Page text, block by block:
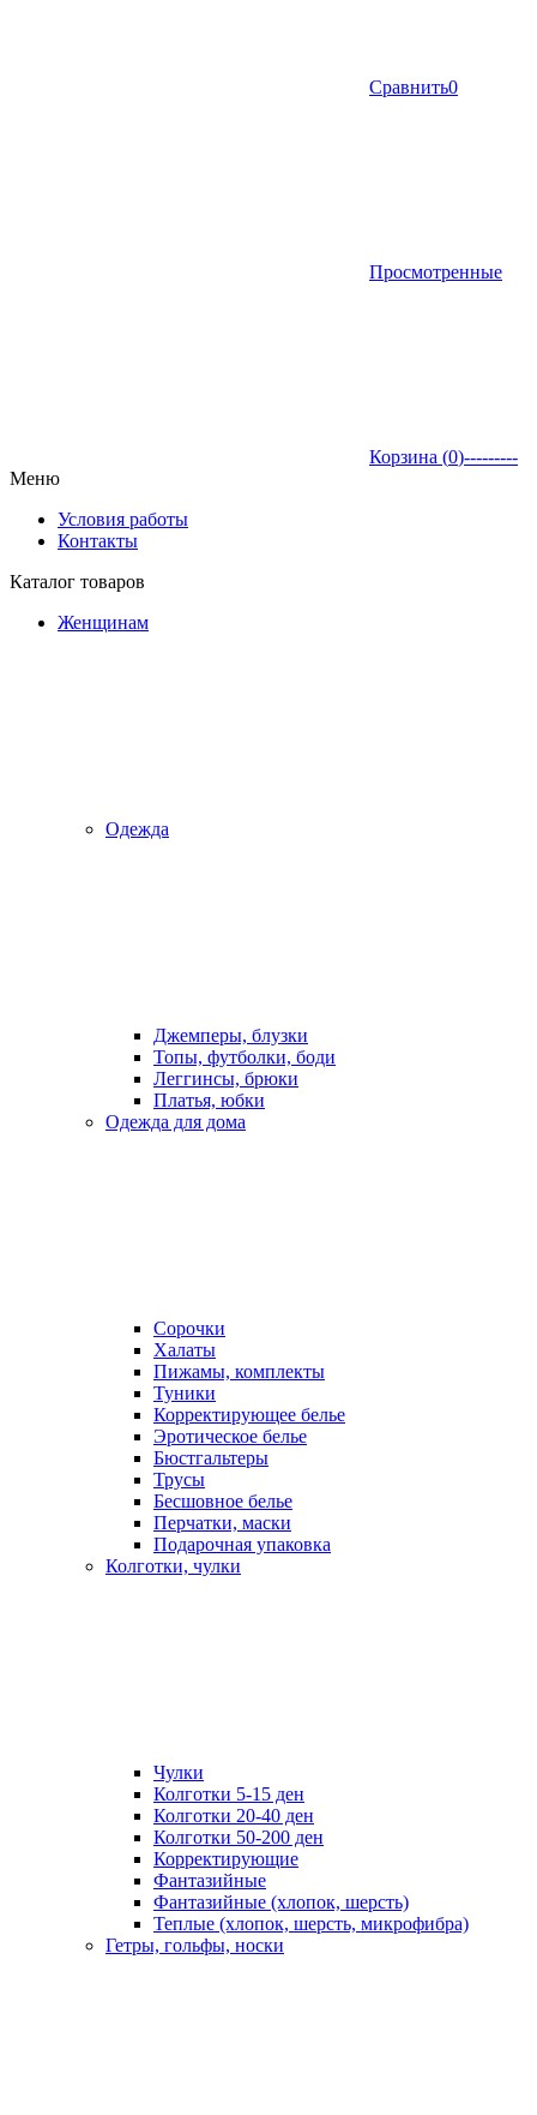
Сравнить0
Просмотренные
Корзина (0)---------
Меню
Условия работы
Контакты
Каталог товаров
Женщинам
Одежда
Джемперы, блузки
Топы, футболки, боди
Леггинсы, брюки
Платья, юбки
Одежда для дома
Сорочки
Халаты
Пижамы, комплекты
Туники
Корректирующее белье
Эротическое белье
Бюстгальтеры
Трусы
Бесшовное белье
Перчатки, маски
Подарочная упаковка
Колготки, чулки
Чулки
Колготки 5-15 ден
Колготки 20-40 ден
Колготки 50-200 ден
Корректирующие
Фантазийные
Фантазийные (хлопок, шерсть)
Теплые (хлопок, шерсть, микрофибра)
Гетры, гольфы, носки